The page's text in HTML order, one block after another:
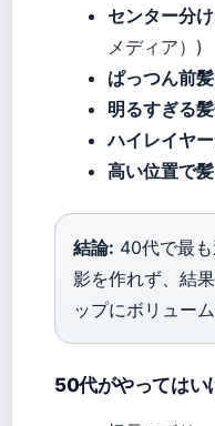
センター分
メディア）)
ぱっつん前
明るすぎる
ハイレイヤ
高い位置で
結論: 40代で最
影を作れず、結
ップにボリュー
50代がやってはい